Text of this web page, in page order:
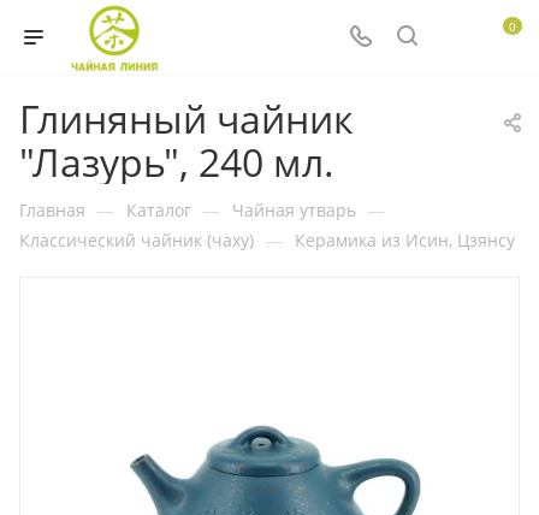
0
Глиняный чайник
"Лазурь", 240 мл.
Главная — Каталог — Чайная утварь —
Классический чайник (чаху) — Керамика из Исин, Цзянсу